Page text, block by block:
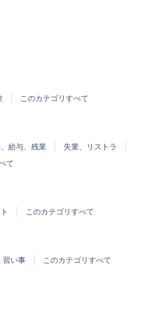
このカテゴリすべて
給与、残業
失業、リストラ
て
このカテゴリすべて
習い事 このカテゴリすべて